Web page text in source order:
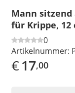
Mann
für Krippe, 12
0
Artikelnummer:
€17,00